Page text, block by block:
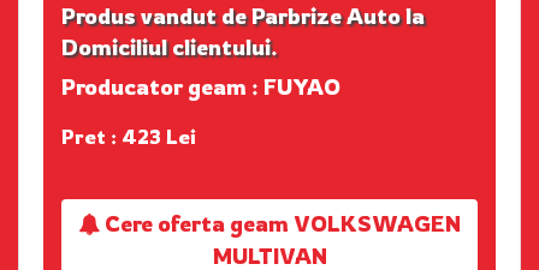
Produs vandut de Parbrize Auto la
Domiciliul clientului.
Producator geam : FUYAO
Pret : 423 Lei
Cere oferta geam VOLKSWAGEN
MULTIVAN